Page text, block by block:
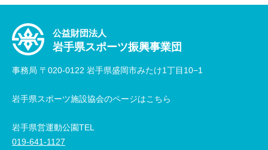
公益財団法人
岩手県スポーツ振興事業団
事務局 〒020-0122 岩手県盛岡市みたけ1丁目10−1
岩手県スポーツ施設協会のページはこちら
岩手県営運動公園TEL
019-641-1127